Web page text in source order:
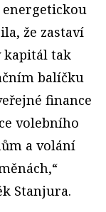
že zastaví
kapitál tak
balíčku
finance
volebního
a volání
Stanjura.